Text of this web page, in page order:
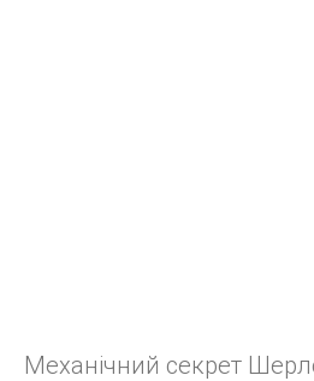
Механічний секрет